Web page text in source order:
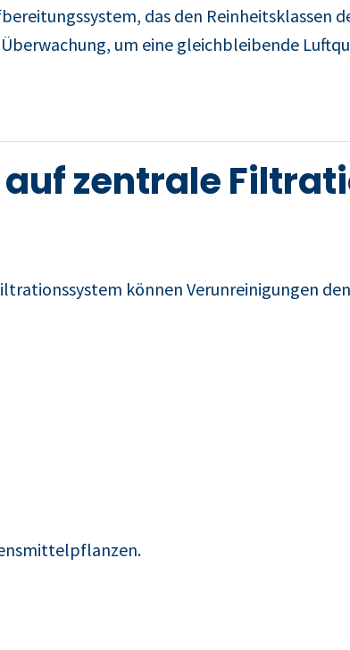
das den Reinheitsklassen
um eine gleichbleibende
zentrale
können Verunreinigungen